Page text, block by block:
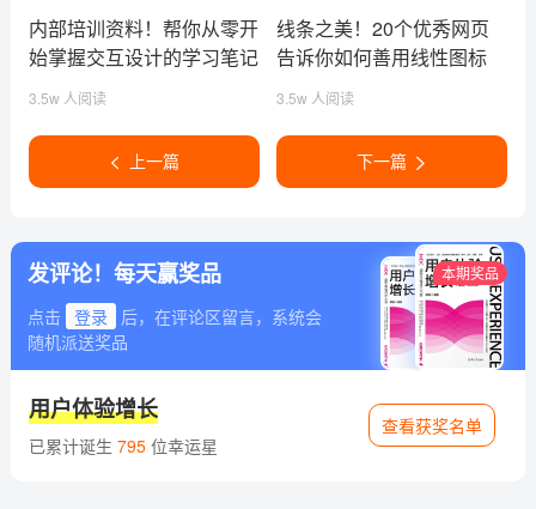
内部培训资料！帮你从零开
始掌握交互设计的学习笔记
3.5w 人阅读
上一篇
线条之美！20个优秀网页
告诉你如何善用线性图标
3.5w 人阅读
下一篇
发评论！每天赢奖品
点击 登录
后，在评论区留言，系统会
随机派送奖品
本期奖品
用户体验增长
已累计诞生 795位幸运星
查看获奖名单